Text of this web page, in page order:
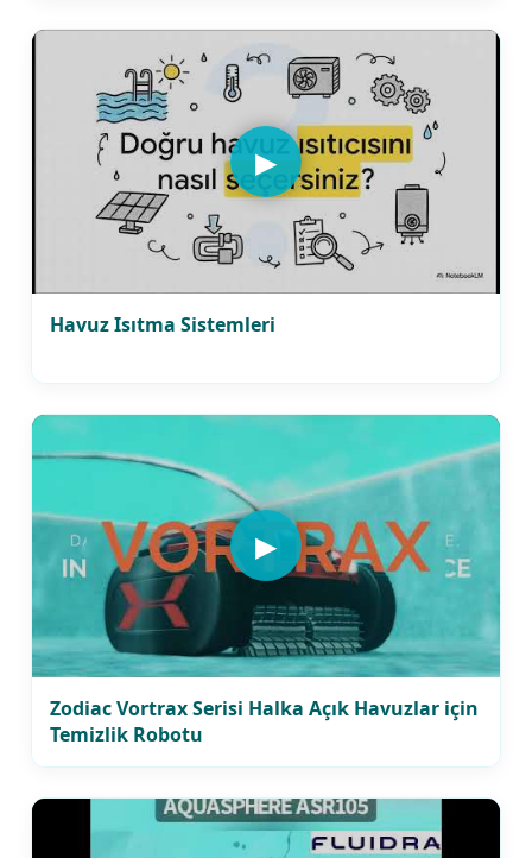
▶
Havuz Isıtma Sistemleri
▶
Zodiac Vortrax Serisi Halka Açık Havuzlar için
Temizlik Robotu